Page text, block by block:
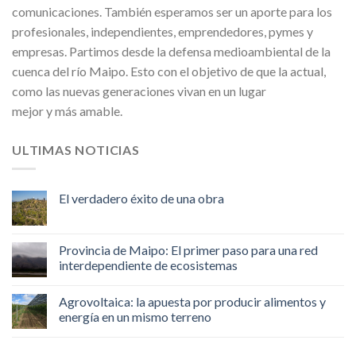
comunicaciones. También esperamos ser un aporte para los
profesionales, independientes, emprendedores, pymes y
empresas. Partimos desde la defensa medioambiental de la
cuenca del río Maipo. Esto con el objetivo de que la actual,
como las nuevas generaciones vivan en un lugar
mejor y más amable.
ULTIMAS NOTICIAS
El verdadero éxito de una obra
Provincia de Maipo: El primer paso para una red
interdependiente de ecosistemas
Agrovoltaica: la apuesta por producir alimentos y
energía en un mismo terreno